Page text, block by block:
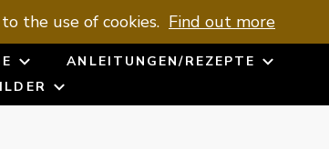
the use of cookies. Find out more
ANLEITUNGEN/REZEPTE